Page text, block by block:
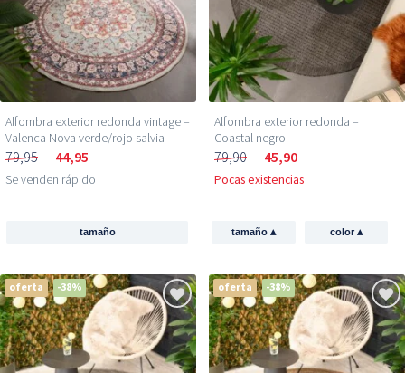
Alfombra exterior redonda vintage –
Valenca Nova verde/rojo salvia
79,95 44,95
Se venden rápido
tamaño
Alfombra exterior redonda –
Coastal negro
79,90 45,90
Pocas existencias
tamaño ▴ color▴
oferta -38% oferta -38%